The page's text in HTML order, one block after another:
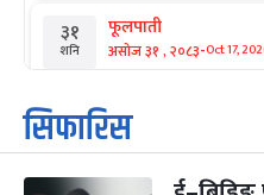
३१
शनि
फूलपाती
असोज ३१ , २०८३-Oct 17,
१
आइत
कार्तिक सङ्क्रान्ति
कार्तिक १, २०८३
सिफारिस